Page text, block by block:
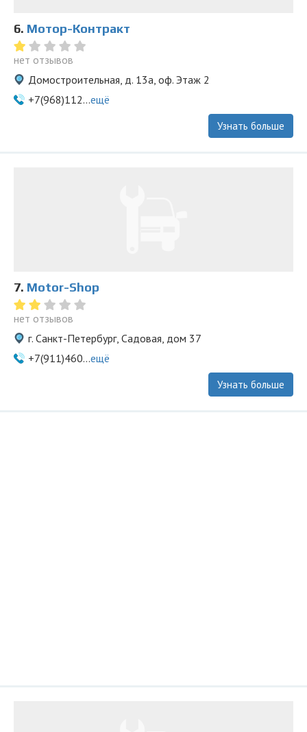
6. Мотор-Контракт
нет отзывов
Домостроительная, д. 13а, оф. Этаж 2
+7(968)112...ещё
Узнать больше
7. Motor-Shop
нет отзывов
г. Санкт-Петербург, Садовая, дом 37
+7(911)460...ещё
Узнать больше